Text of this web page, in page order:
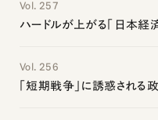
Vol. 257
ハードルが上がる「日本経
Vol. 256
「短期戦争」に誘惑される